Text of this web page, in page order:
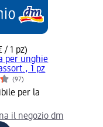
/ 1 pz)
per unghie
1 pz
(97)
per la
il negozio dm